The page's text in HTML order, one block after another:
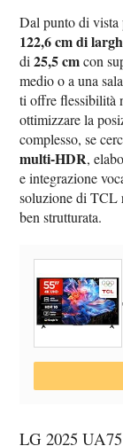
Dal punto di vista
122,6 cm di
di25,5 cmcon
medio o a una
ti offre flessibilità
ottimizzare la
complesso, se
multi‑HDR,
e integrazione
soluzione di TCL
ben strutturata.
LG 2025 UA75